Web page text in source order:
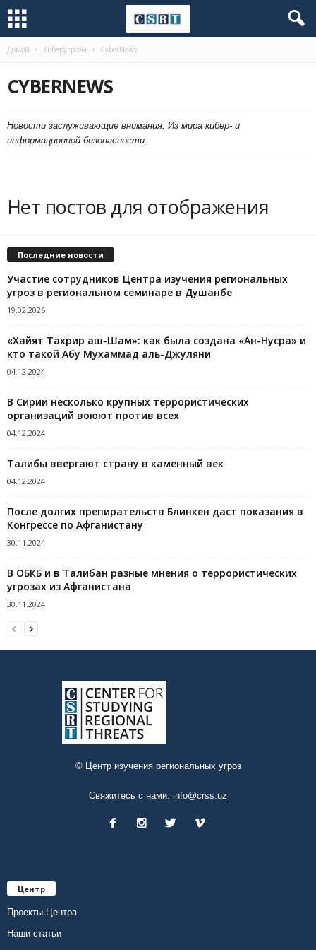
Домой Киберугрозы CyberNews
CYBERNEWS
Новости заслуживающие внимания. Из мира кибер- и
информационной безопасности.
Нет постов для отображения
Последние новости
Участие сотрудников Центра изучения региональных
угроз в региональном семинаре в Душанбе
19.02.2026
«Хайят Тахрир аш-Шам»: как была создана «Ан-Нусра» и
кто такой Абу Мухаммад аль-Джуляни
04.12.2024
В Сирии несколько крупных террористических
организаций воюют против всех
04.12.2024
Талибы ввергают страну в каменный век
04.12.2024
После долгих препирательств Блинкен даст показания в
Конгрессе по Афганистану
30.11.2024
В ОБКБ и в Талибан разные мнения о террористических
угрозах из Афганистана
30.11.2024
© Центр изучения региональных угроз
Свяжитесь с нами: info@crss.uz
Центр
Проекты Центра
Наши статьи